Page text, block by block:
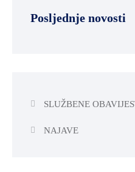
Posljednje novosti
SLUŽBENE
NAJAVE